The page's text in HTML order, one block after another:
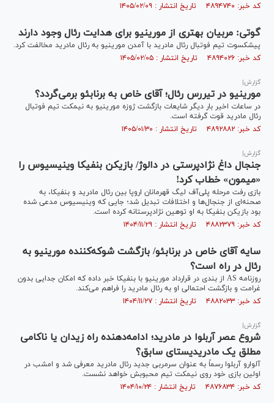
کد خبر: ۴۸۹۴۷۴۰ تاریخ انتشار : ۱۴۰۵/۰۲/۰۹
گوتی: مربیان بهتری از مورینیو برای هدایت رئال وجود دارند
پیشکسوت تیم فوتبال رئال مادرید با آمدن مورینیو به رئال مادرید مخالفت کرد.
کد خبر: ۴۸۹۴۰۲۶ تاریخ انتشار : ۱۴۰۵/۰۲/۰۵
گزارش|
مورینیو در تیررس رئال؛ آقای خاص به برنابئو برمی‌گردد؟
در ساعات اخیر بار دیگر شایعات بازگشت ژوزه مورینیو به نیمکت تیم فوتبال
رئال مادرید قوت گرفته است.
کد خبر: ۴۸۹۲۸۸۲ تاریخ انتشار : ۱۴۰۵/۰۱/۳۰
گزارش|
جنجال داغ نژادپرستی در دالوژ/ بازیکن بنفیکا وینیسیوس را
«میمون» خطاب کرد!
بازی رفت مرحله پلی‌آف لیگ قهرمانان اروپا بین رئال مادرید و بنفیکا، به
صحنه‌ای از جنجال‌ها و اختلافات تبدیل شد؛ جایی که وینیسیوس مدعی شده
بود بازیکن بنفیکا به او توهین نژادپرستانه کرده است.
کد خبر: ۴۸۸۲۳۷۹ تاریخ انتشار : ۱۴۰۴/۱۱/۲۹
سایه آقای خاص در برنابئو/ بازگشت شوکه‌کننده مورینیو به
رئال در راه است؟
روزنامه AS از بندی در قرارداد مورینیو با بنفیکا خبر داده که امکان جدایی بدون
غرامت و بازگشت احتمالی او به رئال مادرید را فراهم می‌کند.
کد خبر: ۴۸۸۲۰۳۳ تاریخ انتشار : ۱۴۰۴/۱۱/۲۷
گزارش|
شروع عصر آربلوا در مادرید؛ ادامه‌دهنده راه زیدان یا ناکامی
مطلق یک مادریدیستای سابق؟
آلوارو آربلوا رسماً به عنوان سرمربی جدید رئال مادرید معرفی شد و امشب در
اولین بازی خود روی نیمکت تیم محبوبش خواهد نشست.
کد خبر: ۴۸۷۶۸۳۴ تاریخ انتشار : ۱۴۰۴/۱۰/۲۴